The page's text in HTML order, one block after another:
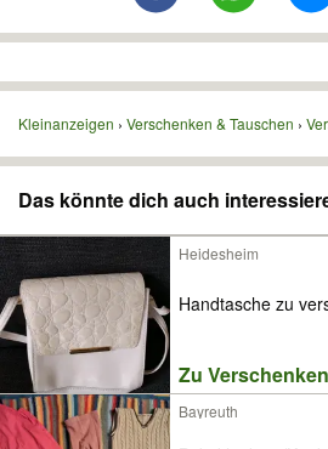
Kleinanzeigen Verschenken & Tauschen
Das könnte dich auch
Heidesheim
Handtasche zu
Zu Verschenken
Bayreuth